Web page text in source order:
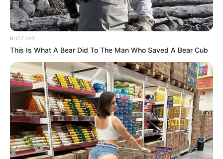
BUZZDAY
This Is What A Bear Did To The Man Who Saved A Bear Cub